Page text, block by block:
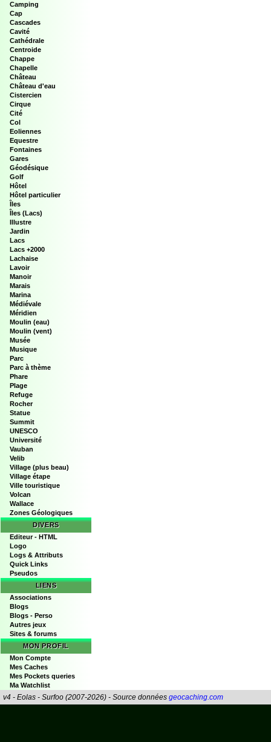
Camping
Cap
Cascades
Cavité
Cathédrale
Centroide
Chappe
Chapelle
Château
Château d'eau
Cistercien
Cirque
Cité
Col
Eoliennes
Equestre
Fontaines
Gares
Géodésique
Golf
Hôtel
Hôtel particulier
Îles
Îles (Lacs)
Illustre
Jardin
Lacs
Lacs +2000
Lachaise
Lavoir
Manoir
Marais
Marina
Médiévale
Méridien
Moulin (eau)
Moulin (vent)
Musée
Musique
Parc
Parc à thème
Phare
Plage
Refuge
Rocher
Statue
Summit
UNESCO
Université
Vauban
Velib
Village (plus beau)
Village étape
Ville touristique
Volcan
Wallace
Zones Géologiques
DIVERS
Editeur - HTML
Logo
Logs & Attributs
Quick Links
Pseudos
LIENS
Associations
Blogs
Blogs - Perso
Autres jeux
Sites & forums
MON PROFIL
Mon Compte
Mes Caches
Mes Pockets queries
Ma Watchlist
v4 - Eolas - Surfoo (2007-2026) - Source données geocaching.com